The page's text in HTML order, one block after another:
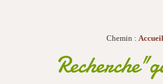
Chemin : Accueil